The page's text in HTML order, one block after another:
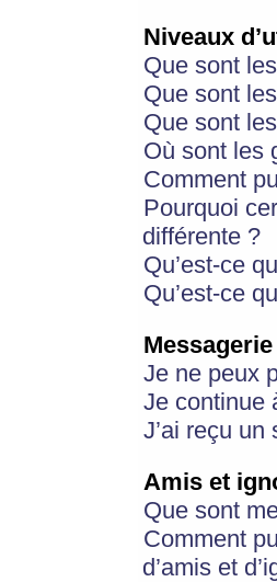
Niveaux
Que sont
Que sont
Que sont
Où sont les
Comment
Pourquoi
différente ?
Qu’est-ce
Qu’est-ce
Je ne peux
Je continue
J’ai reçu
Amis et
Que sont
Comment
d’amis et